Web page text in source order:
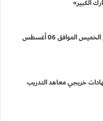
الكبير»
وفيات الكويت اليوم الخميس الموافق 06 أغسطس
خريجي معاهد التدريب